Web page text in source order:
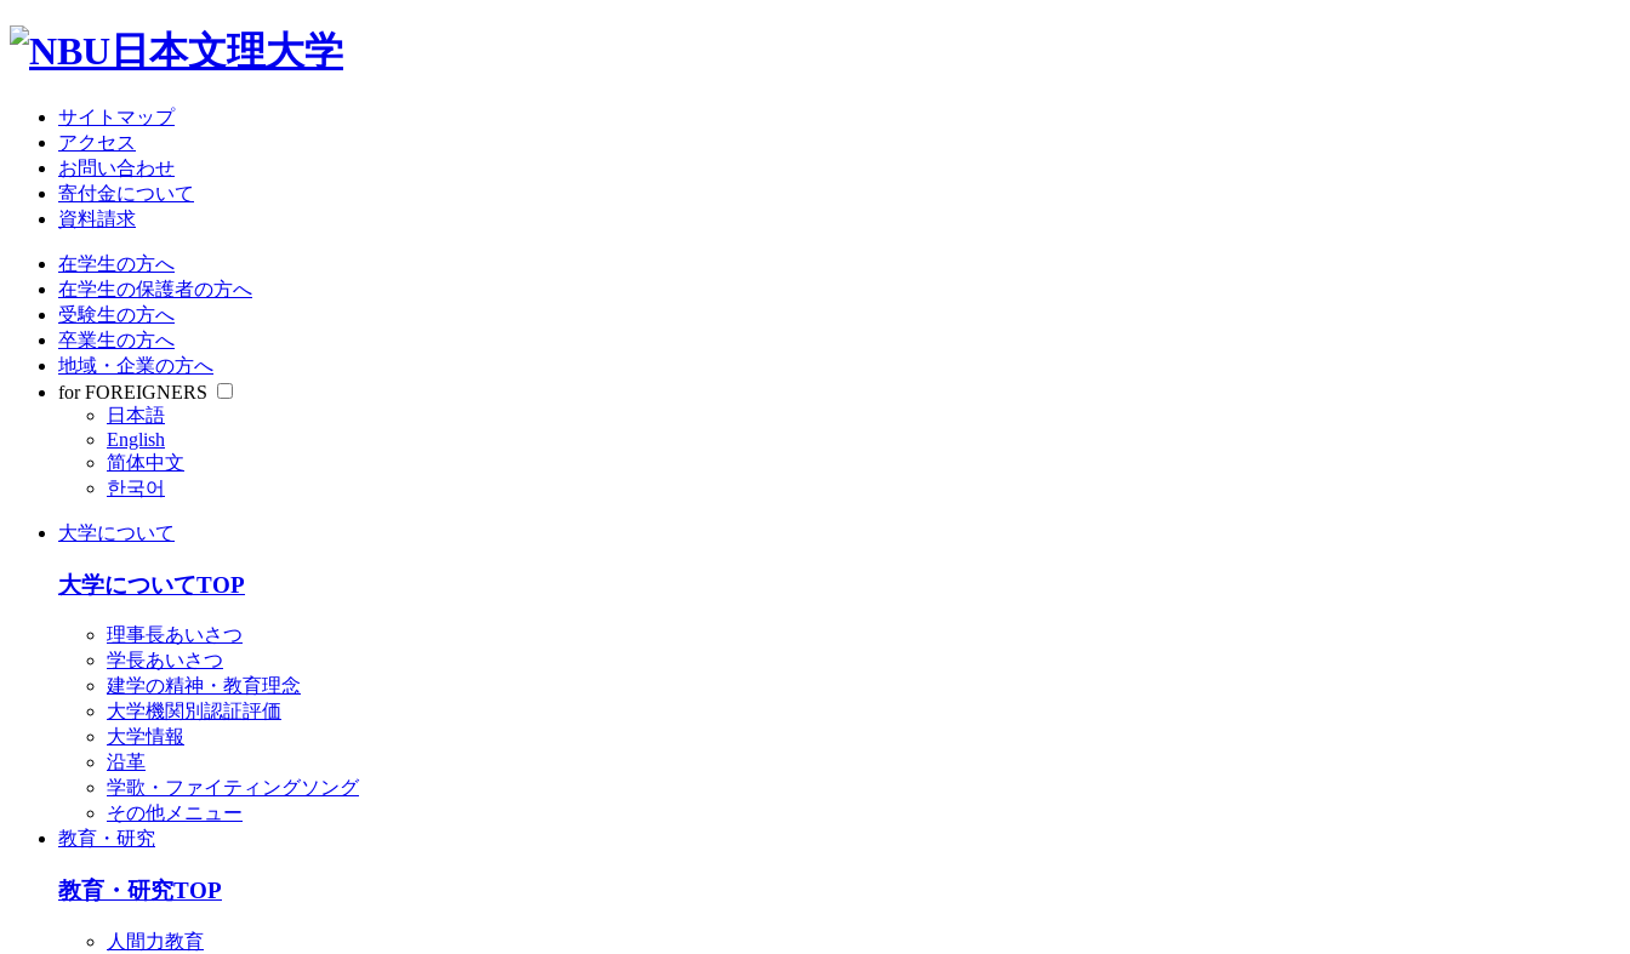
サイトマップ
アクセス
お問い合わせ
寄付金について
資料請求
在学生の方へ
在学生の保護者の方へ
受験生の方へ
卒業生の方へ
地域・企業の方へ
for FOREIGNERS
日本語
English
简体中文
한국어
大学について
大学についてTOP
理事長あいさつ
学長あいさつ
建学の精神・教育理念
大学機関別認証評価
大学情報
沿革
学歌・ファイティングソング
その他メニュー
教育・研究
教育・研究TOP
人間力教育
大学について
教育・研究
受験情報
就職関連
学生生活
サイトマップ
アクセス
お問い合わせ
寄付金について
資料請求
在学生の方へ
在学生の保護者の方へ
受験生の方へ
卒業生の方へ
地域・企業の方へ
日本語
简体中文